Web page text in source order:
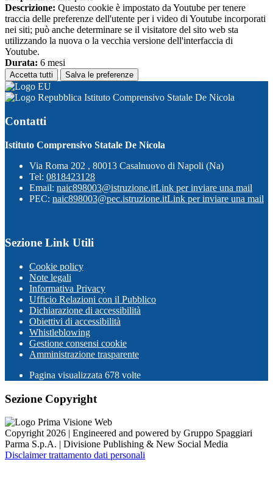
Descrizione: Questo cookie è impostato da Youtube per tenere
traccia delle preferenze dell'utente per i video di Youtube incorporati
nei siti; può anche determinare se il visitatore del sito web sta
utilizzando la nuova o la vecchia versione dell'interfaccia di
Youtube.
Durata: 6 mesi
Accetta tutti Salva le preferenze
Istituto Comprensivo Statale De Nicola
Contatti
Istituto Comprensivo Statale De Nicola
Via Roma 202 , 80013 Casalnuovo di Napoli (Na)
Tel: 0818423128
Email: naic898003@istruzione.itLink per inviare una mail
PEC: naic898003@pec.istruzione.itLink per inviare una mail
Sezione Link Utili
Cookie policy
Note legali
Informativa Privacy
Ufficio Relazioni con il Pubblico
Dichiarazione di accessibilità
Obiettivi di accessibilità
Whistleblowing
Gestione consensi cookie
Amministrazione trasparente
Pagina visualizzata 678 volte
Sezione Copyright
Copyright 2026 | Engineered and powered by Gruppo Spaggiari
Parma S.p.A. | Divisione Publishing & New Social Media
Disclaimer trattamento dati personali